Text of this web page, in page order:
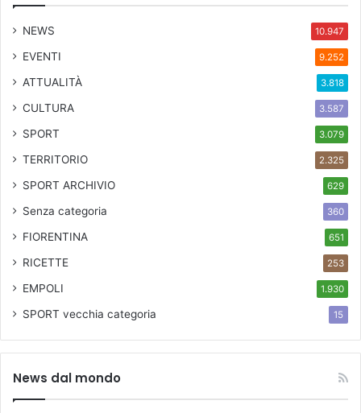
NEWS 10.947
EVENTI 9.252
ATTUALITÀ 3.818
CULTURA 3.587
SPORT 3.079
TERRITORIO 2.325
SPORT ARCHIVIO 629
Senza categoria 360
FIORENTINA 651
RICETTE 253
EMPOLI 1.930
SPORT vecchia categoria 15
News dal mondo